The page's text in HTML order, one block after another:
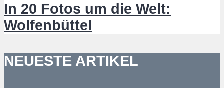
In 20 Fotos um die Welt:
Wolfenbüttel
NEUESTE ARTIKEL